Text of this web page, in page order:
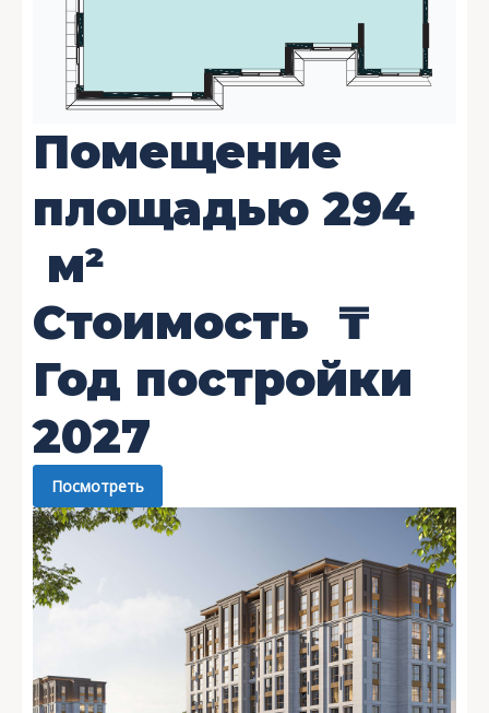
Помещение
площадью294
м²
Стоимость ₸
Год постройки
2027
Посмотреть